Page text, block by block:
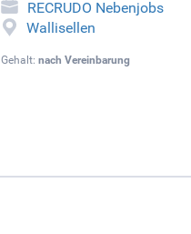
RECRUDO Nebenjobs
Wallisellen
Gehalt: nach Vereinbarung